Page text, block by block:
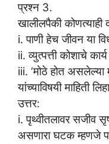
प्रश्न 3.
खालीलपैकी कोणत्याही
i. पाणी हेच जीवन या
ii. व्युत्पत्ती कोशाचे
iii. ‘मोठे होत असलेल्या
यांच्याविषयी माहिती
उत्तर:
i. पृथ्वीतलावर सजीव
असणारा घटक म्हणजे